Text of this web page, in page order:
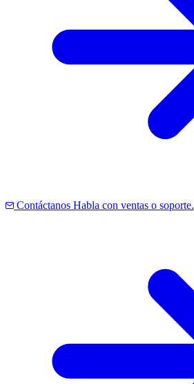
Contáctanos Habla con ventas o soporte.